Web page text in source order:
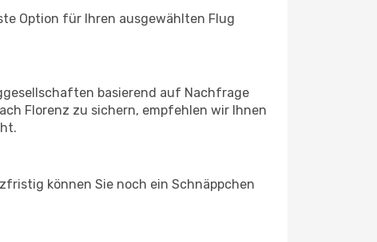
Option für Ihren ausgewählten Flug
basierend auf Nachfrage
Florenz zu sichern, empfehlen wir Ihnen
können Sie noch ein Schnäppchen